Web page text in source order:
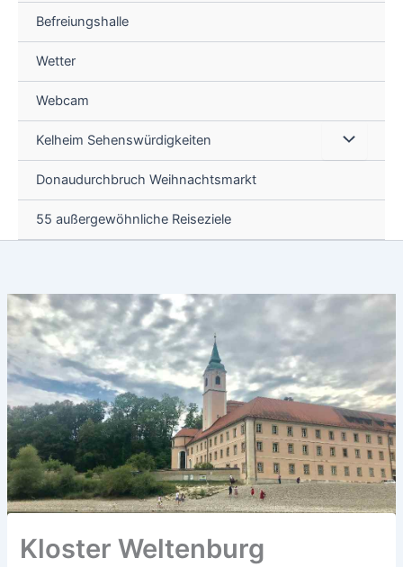
Befreiungshalle
Wetter
Webcam
Kelheim Sehenswürdigkeiten
Donaudurchbruch Weihnachtsmarkt
55 außergewöhnliche Reiseziele
Kloster Weltenburg